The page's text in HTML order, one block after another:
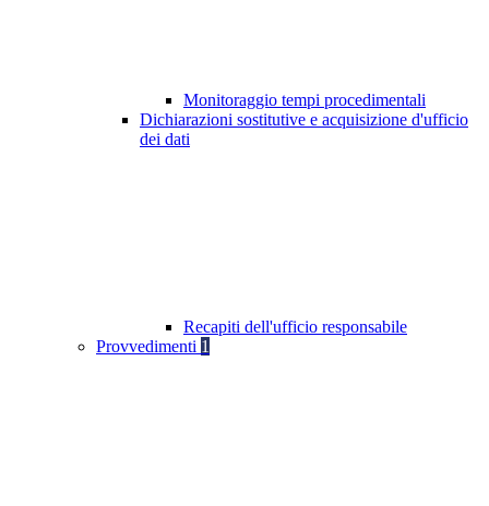
Monitoraggio tempi procedimentali
Dichiarazioni sostitutive e acquisizione d'ufficio
dei dati
Recapiti dell'ufficio responsabile
Provvedimenti 1